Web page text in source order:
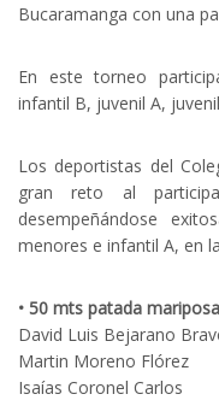
Bucaramanga con una
En este torneo
infantil B, juvenil A,
Los deportistas del
gran reto al
desempeñándose
menores e infantil A, en
• 50 mts patada mariposa
David Luis Bejarano
Martin Moreno Flórez
Isaías Coronel Carlos